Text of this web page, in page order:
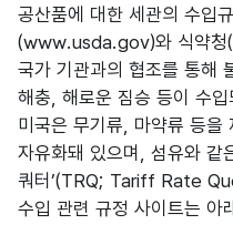
공산품에 대한 세관의 수입
(www.usda.gov)와 식약
국가 기관과의 협조를 통해
해충, 해로운 짐승 등이 수
미국은 무기류, 마약류 등을
자유화돼 있으며, 섬유와 같
쿼터’(TRQ; Tariff Rate
수입 관련 규정 사이트는 아